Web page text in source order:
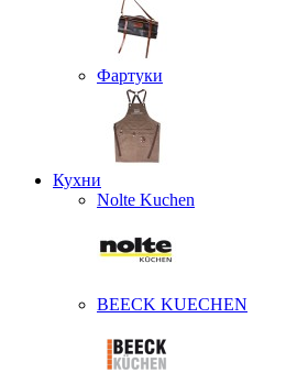
Фартуки
Кухни
Nolte Kuchen
BEECK KUECHEN